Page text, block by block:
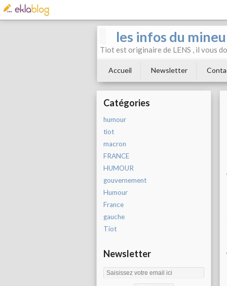
les infos du
Tiot est originaire de LENS , il vous
Accueil Newsletter
Catégories
humour
tiot
macron
FRANCE
HUMOUR
gouvernement
Humour
France
gauche
Tiot
Newsletter